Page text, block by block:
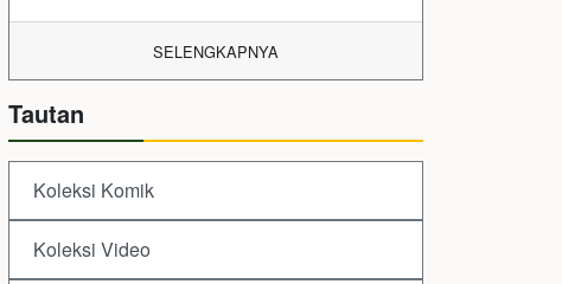
SELENGKAPNYA
Tautan
Koleksi Komik
Koleksi Video